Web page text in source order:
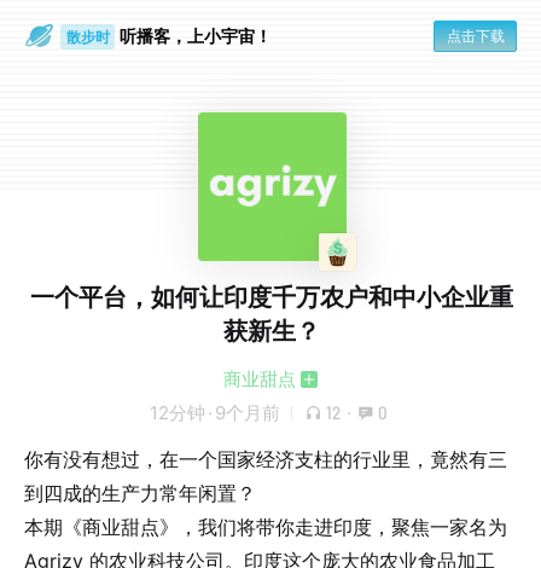
散步时 听播客，上小宇宙！ 点击下载
一个平台，如何让印度千万农户和中小企业重
获新生？
商业甜点
12分钟 · 9个月前 12 · 0
你有没有想过，在一个国家经济支柱的行业里，竟然有三
到四成的生产力常年闲置？
本期《商业甜点》，我们将带你走进印度，聚焦一家名为
Agrizy 的农业科技公司。印度这个庞大的农业食品加工